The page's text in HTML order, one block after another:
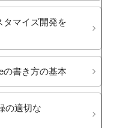
タマイズ開発を​
の​書き方の​基本
の​適切な​